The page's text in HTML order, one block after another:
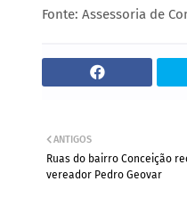
Fonte: Assessoria de
ANTIGOS
Ruas do bairro Conceição
vereador Pedro Geovar